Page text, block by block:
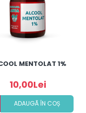
MENTOLAT 1%
10,00Lei
ADAUGÃ ÎN COȘ